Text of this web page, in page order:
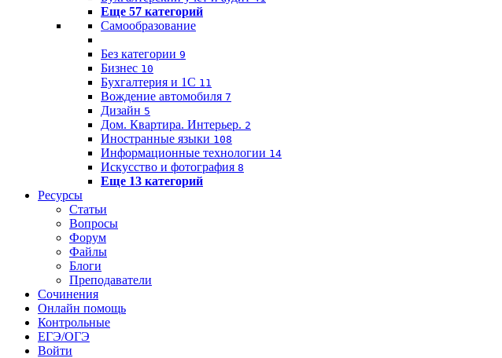
Еще 57 категорий
Самообразование
Без категории 9
Бизнес 10
Бухгалтерия и 1C 11
Вождение автомобиля 7
Дизайн 5
Дом. Квартира. Интерьер. 2
Иностранные языки 108
Информационные технологии 14
Искусство и фотография 8
Еще 13 категорий
Ресурсы
Статьи
Вопросы
Форум
Файлы
Блоги
Преподаватели
Сочинения
Онлайн помощь
Контрольные
ЕГЭ/ОГЭ
Войти